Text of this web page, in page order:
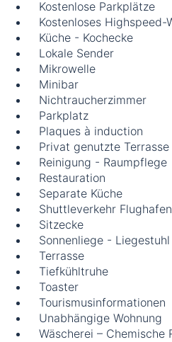
Kostenlose Parkplätze
Kostenloses Highspeed-
Küche - Kochecke
Lokale Sender
Mikrowelle
Minibar
Nichtraucherzimmer
Parkplatz
Plaques à induction
Privat genutzte Terrasse
Reinigung - Raumpflege
Restauration
Separate Küche
Shuttleverkehr
Sitzecke
Sonnenliege - Liegestuhl
Terrasse
Tiefkühltruhe
Toaster
Tourismusinformationen
Unabhängige Wohnung
Wäscherei – Chemische